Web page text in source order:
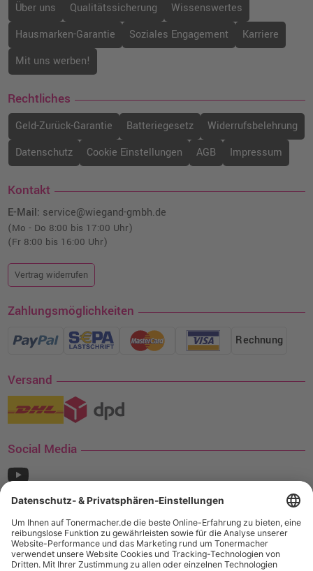
Über uns Qualitätssicherung
Wissenswertes
Hausmarken-Garantie
Soziales Engagement
Karriere
Mit uns werben!
Rechtliches
Geld-Zurück-Garantie Batteriegesetz
Widerrufsbelehrung
Datenschutz
Cookie Einstellungen AGB Impressum
Kontakt
E-Mail: service@wiegand-gmbh.de
(Mo - Do 8:00 bis 17:00 Uhr)
(Fr 8:00 bis 16:00 Uhr)
Vertrag widerrufen
Zahlungsmöglichkeiten
Rechnung
Versand
Social Media
¹ Nur gültig für den Versand innerhalb Deutschlands. Befindet sich ein Warenwert
von mindestens 35€ (inkl. Mwst.) an Ampertec Artikeln in Ihrem Warenkorb, ist der
Versand für Sie kostenfrei.